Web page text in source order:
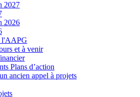
2027
2026
l'AAPG
et à venir
Plans d’action
ancien appel à projets